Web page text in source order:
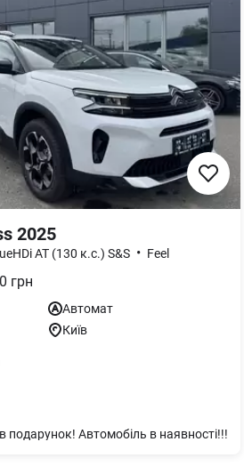
2025
AT (130 к.с.) S&S • Feel
грн
Автомат
Київ
подарунок! Автомобіль в наявності!!!